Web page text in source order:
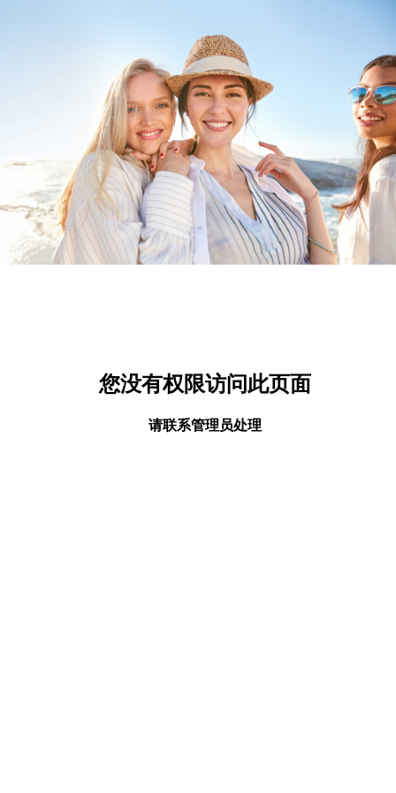
您没有权限访问此页面
请联系管理员处理